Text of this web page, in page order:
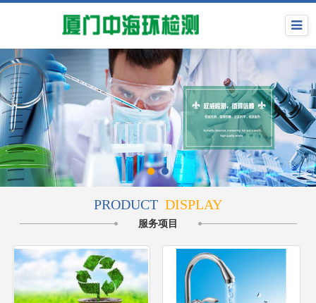
PRODUCT DISPLAY
服务项目